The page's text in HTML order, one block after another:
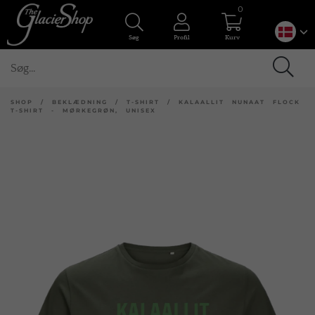
Søg Profil Kurv
0
SHOP / BEKLÆDNING / T-SHIRT / KALAALLIT NUNAAT FLOCK
T-SHIRT - MØRKEGRØN, UNISEX